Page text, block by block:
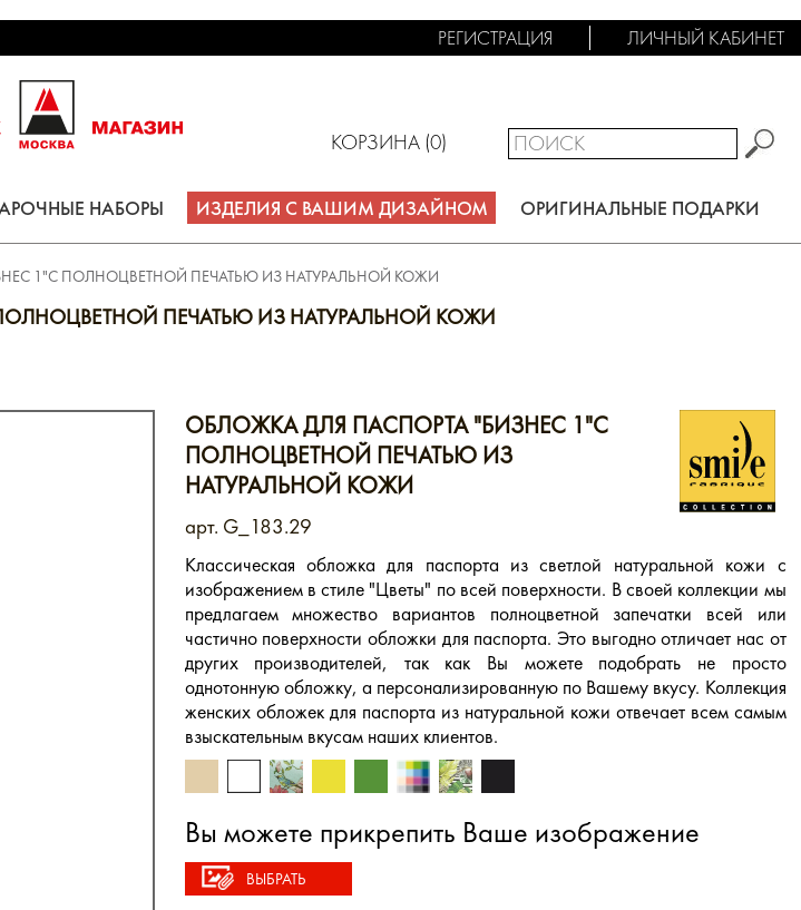
РЕГИСТРАЦИЯ ЛИЧНЫЙ КАБИНЕТ
КОРЗИНА (0)
НАБОРЫ ИЗДЕЛИЯ С ВАШИМ ДИЗАЙНОМ ОРИГИНАЛЬНЫЕ ПОДАРКИ
1"С ПОЛНОЦВЕТНОЙ ПЕЧАТЬЮ ИЗ НАТУРАЛЬНОЙ КОЖИ
ПЕЧАТЬЮ ИЗ НАТУРАЛЬНОЙ КОЖИ
ОБЛОЖКА ДЛЯ ПАСПОРТА "БИЗНЕС 1"С
ПОЛНОЦВЕТНОЙ ПЕЧАТЬЮ ИЗ
НАТУРАЛЬНОЙ КОЖИ
арт. G_183.29
Классическая обложка для паспорта из светлой натуральной кожи с
изображением в стиле "Цветы" по всей поверхности. В своей коллекции мы
предлагаем множество вариантов полноцветной запечатки всей или
частично поверхности обложки для паспорта. Это выгодно отличает нас от
других производителей, так как Вы можете подобрать не просто
однотонную обложку, а персонализированную по Вашему вкусу. Коллекция
женских обложек для паспорта из натуральной кожи отвечает всем самым
взыскательным вкусам наших клиентов.
Вы можете прикрепить Ваше изображение
ВЫБРАТЬ